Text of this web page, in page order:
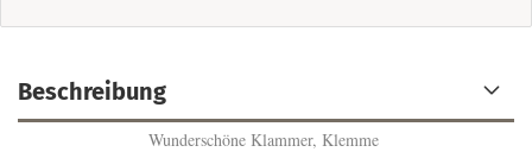
Beschreibung
Wunderschöne Klammer, Klemme